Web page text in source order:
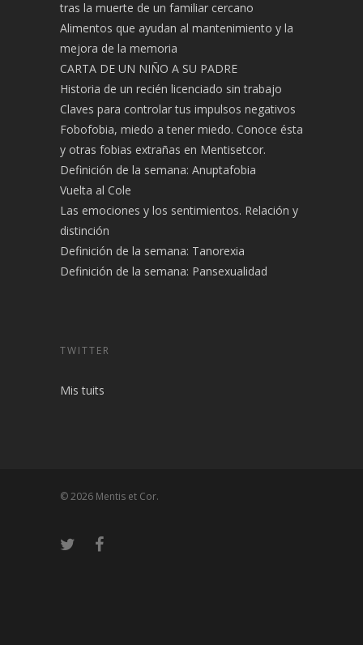
tras la muerte de un familiar cercano
Alimentos que ayudan al mantenimiento y la
mejora de la memoria
CARTA DE UN NIÑO A SU PADRE
Historia de un recién licenciado sin trabajo
Claves para controlar tus impulsos negativos
Fobofobia, miedo a tener miedo. Conoce ésta
y otras fobias extrañas en Mentisetcor.
Definición de la semana: Anuptafobia
Vuelta al Cole
Las emociones y los sentimientos. Relación y
distinción
Definición de la semana: Tanorexia
Definición de la semana: Pansexualidad
TWITTER
Mis tuits
© 2026 Mentis et Cor.